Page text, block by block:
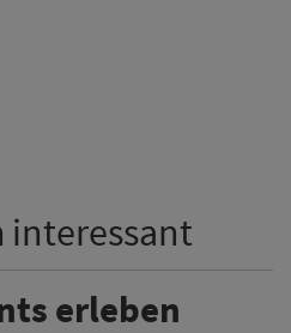
interessant
erleben